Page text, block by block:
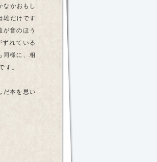
なかおもし
雄だけです
音のほう
れている
同様に、相
す。
だ本を思い